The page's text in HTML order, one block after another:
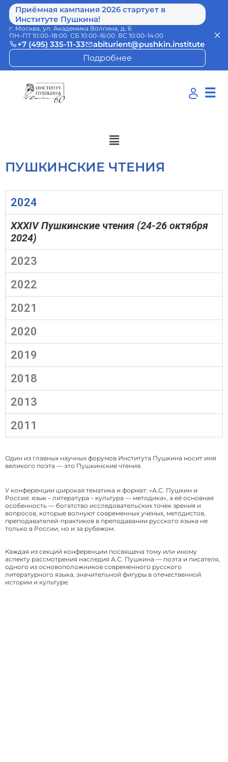
Приёмная кампания 2026 стартует в
Институте Пушкина!
г. Москва, ул. Академика Волгина, д. 6
ПН–ПТ 10:00–18:00 СБ 10:00–16:00 ВС 10:00–14:00
+7 (495) 335-11-33
abiturient@pushkin.institute
Подробнее
☰
ПУШКИНСКИЕ ЧТЕНИЯ
2024
ХХXIV Пушкинские чтения (24-26 октября
2024)
2023
2022
2021
2020
2019
2018
2013
2011
Один из главных научных форумов Института Пушкина носит имя
великого поэта — это Пушкинские чтения.
У конференции широкая тематика и формат: «А.С. Пушкин и
Россия: язык – литература – культура — методика», а её основная
особенность — богатство исследовательских точек зрения и
вопросов, которые волнуют современных ученых, методистов,
преподавателей-практиков в преподавании русского языка не
только в России, но и за рубежом.
Каждая из секций конференции посвящена тому или иному
аспекту рассмотрения наследия А.С. Пушкина — поэта и писателя,
одного из основоположников современного русского
литературного языка, значительной фигуры в отечественной
истории и культуре.